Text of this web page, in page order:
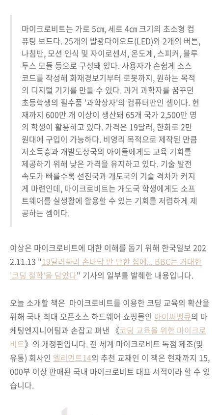
마이크로비트는 가로 5㎝, 세로 4㎝ 크기의 초소형 컴
퓨팅 보드다. 25개의 발광다이오드(LED)와 2개의 버튼,
나침반, 모션 인식 및 자이로센서, 온도계, 스피커, 블루
투스 모듈 등으로 구성돼 있다. 사용자가 손쉽게 소스
코드를 작성해 화재경보기부터 로봇까지, 원하는 목적
의 디지털 기기를 만들 수 있다. 과거 과학자를 꿈꾸던
초등학생의 필수품 '과학상자'의 컴퓨터판인 셈이다. 현
재까지 600만 개 이상이 생산돼 65개 국가 2,500만 명
의 학생이 활용하고 있다. 가격은 19달러, 한화로 2만
원대에 구입이 가능하다. 비영리 목적으로 제작된 만큼
저소득층과 개발도상국의 아이들에게도 교육 기회를
제공하기 위해 낮은 가격을 유지하고 있다. 기술 발전
속도가 빠를수록 선진국과 개도국의 기술 격차가 커지
게 마련인데, 마이크로비트는 개도국 학생에게도 소프
트웨어를 실생활에 활용할 수 있는 기회를 저렴하게 제
공하는 셈이다.
이상은 마이크로비트에 대한 이해를 돕기 위해 한국일보 202
2.11.13 "19달러짜리 손바닥 반 만한 칩에... BBC는 거대한
'코딩 철학'을 담았다" 기사의 일부를 발췌한 내용입니다.
오늘 소개할 책은 마이크로비트를 이용한 코딩 교육의 확산을
위해 국내 최대 오픈소스 하드웨어 쇼핑몰인 아이씨뱅큐의 마
케팅엔지니어팀과 손잡고 펴낸 《코딩 교육을 위한 마이크로
비트》의 개정판입니다. 전 세계 마이크로비트 독점 제조(및
유통) 회사인 엘리먼트14의 추천 교재인 이 책은 현재까지 15,
000부 이상 판매된 국내 마이크로비트 대표 서적이라 할 수 있
습니다.